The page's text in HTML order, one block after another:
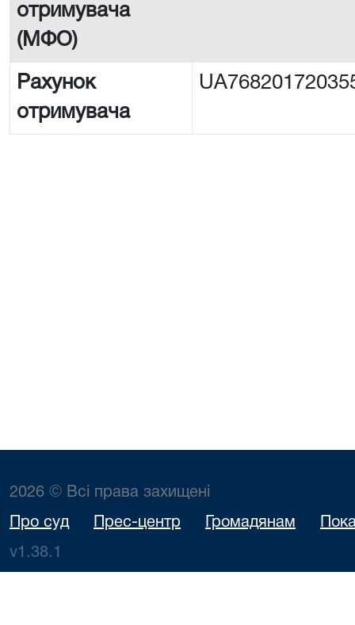
отримувача
(МФО)
Рахунок
отримувача
2026 © Всі права захищені
Про суд Прес-центр Громадянам
v1.38.1